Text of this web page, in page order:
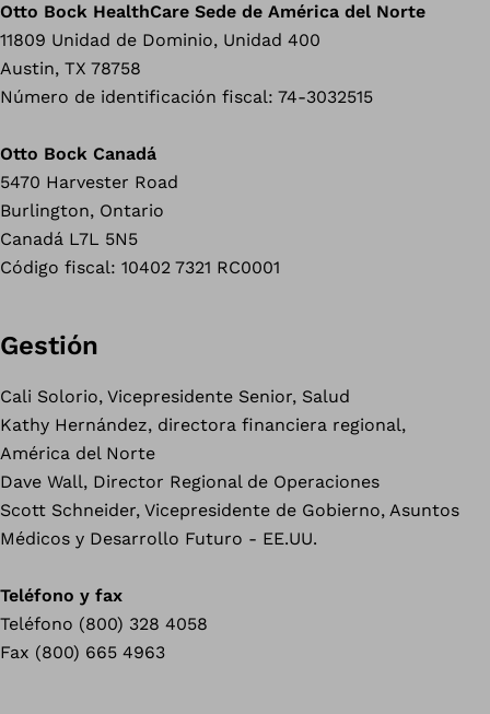
Otto Bock HealthCare Sede de América del Norte
11809 Unidad de Dominio, Unidad 400
Austin, TX 78758
Número de identificación fiscal: 74-3032515
Otto Bock Canadá
5470 Harvester Road
Burlington, Ontario
Canadá L7L 5N5
Código fiscal: 10402 7321 RC0001
Gestión
Cali Solorio, Vicepresidente Senior, Salud
Kathy Hernández, directora financiera regional,
América del Norte
Dave Wall, Director Regional de Operaciones
Scott Schneider, Vicepresidente de Gobierno, Asuntos
Médicos y Desarrollo Futuro - EE.UU.
Teléfono y fax
Teléfono (800) 328 4058
Fax (800) 665 4963